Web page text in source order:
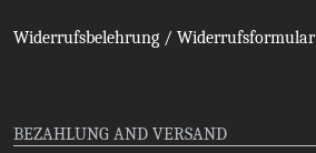
Widerrufsbelehrung / Widerrufsformular
BEZAHLUNG AND VERSAND